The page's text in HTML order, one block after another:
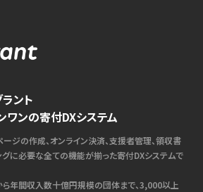
ント
ワンの寄付DXシステム
ージの作成、オンライン決済、支援者管理、領収書
グに必要な全ての機能が揃った寄付DXシステムで
年間収入数十億円規模の団体まで、3,000以上